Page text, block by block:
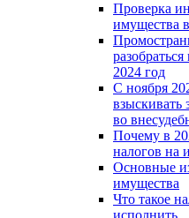
Проверка
имущества
2024 год
С ноября
взыскивать
во
Почему в
налогов на
Основные
имущества
Что такое
исполнить